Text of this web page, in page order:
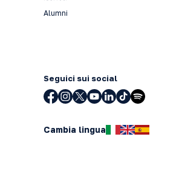
Alumni
Seguici sui social
Cambia lingua